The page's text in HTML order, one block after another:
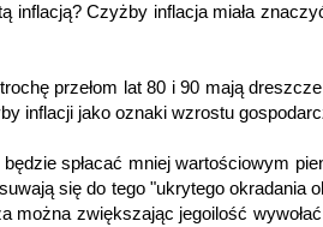
inflacją? Czyżby inflacja miała
przełom lat 80 i 90 mają
inflacji jako oznaki wzrostu
spłacać mniej wartościowym
się do tego "ukrytego okradania
można zwiększając jegoilość